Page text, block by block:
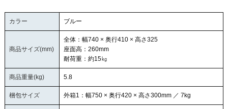
カラー ブルー
商品サイズ(mm)
全体：幅740 × 奥行410 × 高さ325
座面高：260mm
耐荷重：約15㎏
商品重量(kg) 5.8
梱包サイズ 外箱1：幅750 × 奥行420 × 高さ300mm ／ 7kg